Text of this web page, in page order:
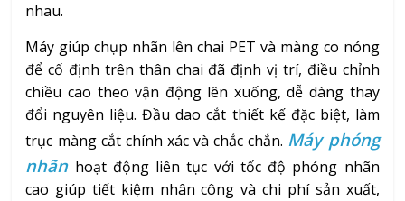
nhau.
Máy giúp chụp nhãn lên chai PET và màng co nóng
để cố định trên thân chai đã định vị trí, điều chỉnh
chiều cao theo vận động lên xuống, dễ dàng thay
đổi nguyên liệu. Đầu dao cắt thiết kế đặc biệt, làm
trục màng cắt chính xác và chắc chắn. Máy phóng
nhãnhoạt động liên tục với tốc độ phóng nhãn
cao giúp tiết kiệm nhân công và chi phí sản xuất,